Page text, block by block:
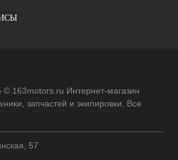
163motors.ru Интернет-магазин
запчастей и экипировки. Все
57